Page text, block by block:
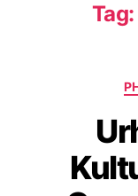
Tag: